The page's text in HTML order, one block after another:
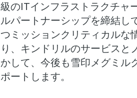
級のITインフラストラクチャ
ルパートナーシップを締結し
つミッションクリティカルな
り、キンドリルのサービス
かして、今後も雪印メグミル
ポートします。